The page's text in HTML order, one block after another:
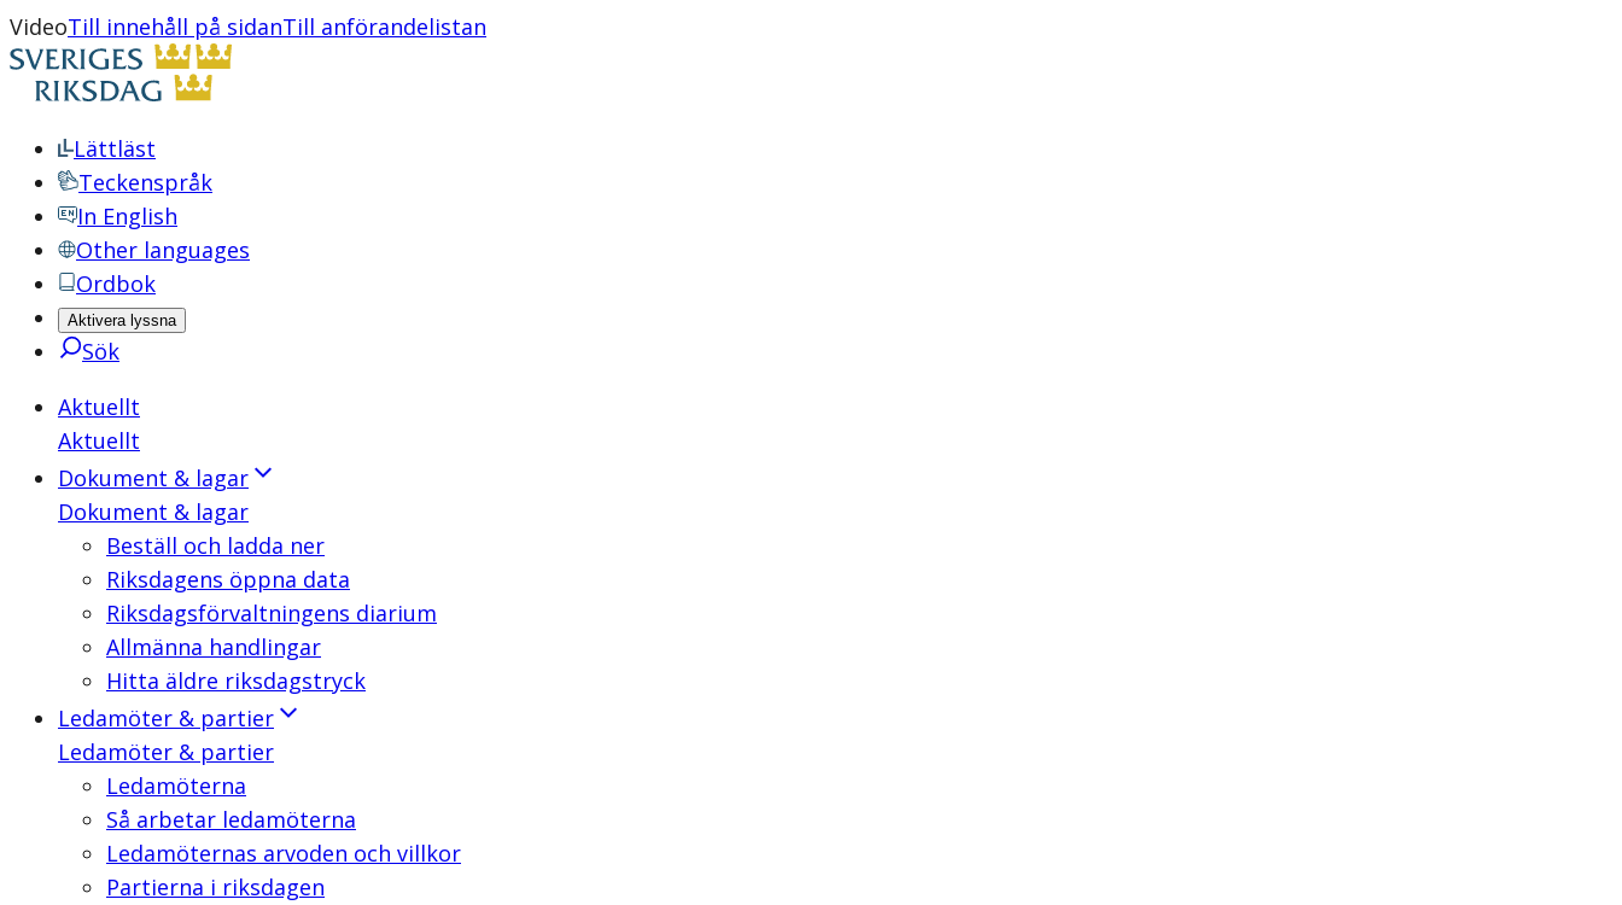
VideoTill innehåll på sidanTill anförandelistan
Lättläst
Teckenspråk
In English
Other languages
Ordbok
Aktivera lyssna
Sök
Aktuellt
Aktuellt
Dokument & lagar
Dokument & lagar
Beställ och ladda ner
Riksdagens öppna data
Riksdagsförvaltningens diarium
Allmänna handlingar
Hitta äldre riksdagstryck
Ledamöter & partier
Ledamöter & partier
Ledamöterna
Så arbetar ledamöterna
Ledamöternas arvoden och villkor
Partierna i riksdagen